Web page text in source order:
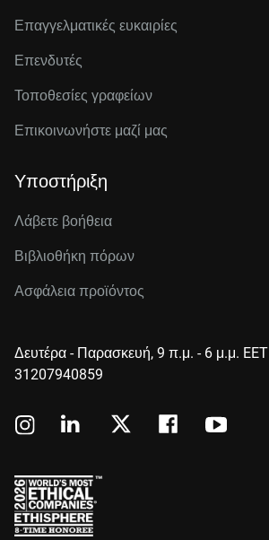
Επαγγελματικές ευκαιρίες
Επενδυτές
Τοποθεσίες γραφείων
Επικοινωνήστε μαζί μας
Υποστήριξη
Λάβετε βοήθεια
Βιβλιοθήκη πόρων
Ασφάλεια προϊόντος
Δευτέρα - Παρασκευή, 9 π.μ. - 6 μ.μ. EET
31207940859